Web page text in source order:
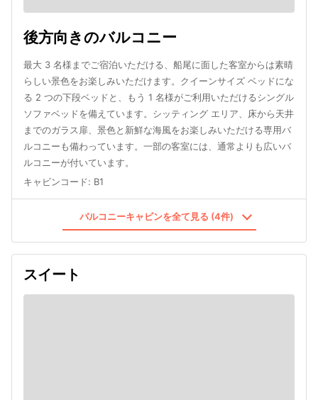
後方向きのバルコニー
最大 3 名様までご宿泊いただける、船尾に面した客室からは素晴
らしい景色をお楽しみいただけます。クイーンサイズ ベッドにな
る 2 つの下段ベッドと、もう 1 名様がご利用いただけるシングル
ソファベッドを備えています。シッティング エリア、床から天井
までのガラス扉、景色と新鮮な海風をお楽しみいただける専用バ
ルコニーも備わっています。一部の客室には、通常よりも広いバ
ルコニーが付いています。
キャビンコード: B1
バルコニーキャビンを全て見る (4件)
スイート